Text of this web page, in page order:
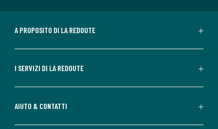
A PROPOSITO DI LA REDOUTE
I SERVIZI DI LA REDOUTE
AIUTO & CONTATTI